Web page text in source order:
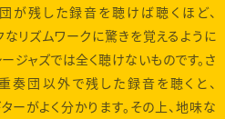
が残した録音を聴けば聴くほど、
ズムワークに驚きを覚えるように
ジャズでは全く聴けないものです。さ
奏団以外で残した録音を聴くと、
がよく分かります。その上、地味な